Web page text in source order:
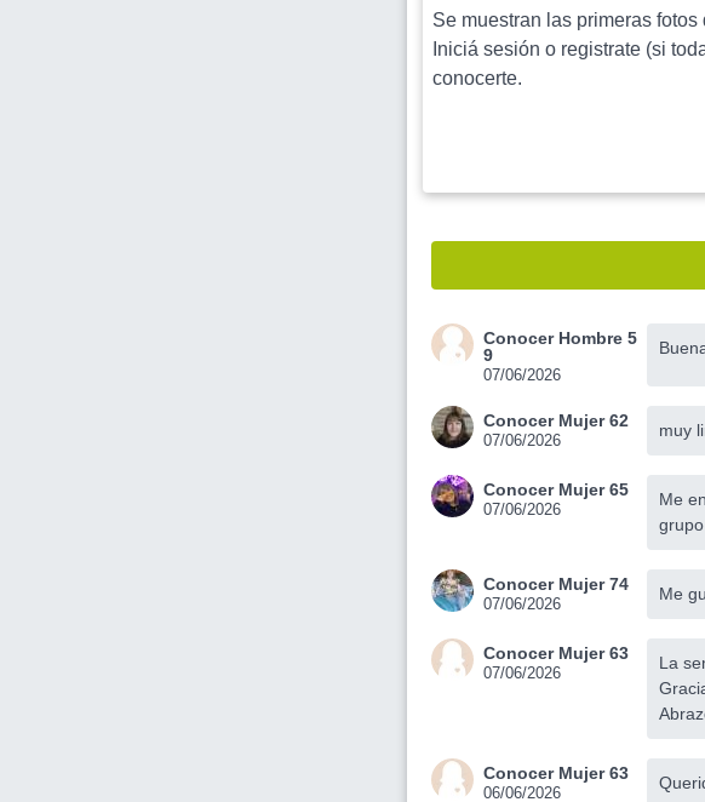
Se muestran las primeras
Iniciá sesión o registrate (si
conocerte.
Conocer Hombre 5
9
07/06/2026
Conocer Mujer 62
07/06/2026
muy
Conocer Mujer 65
07/06/2026
Me
Conocer Mujer 74
07/06/2026
Me
Conocer Mujer 63
07/06/2026
La
Conocer Mujer 63
06/06/2026